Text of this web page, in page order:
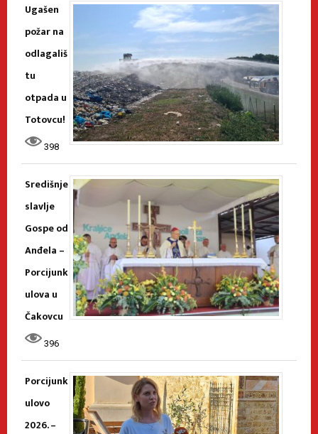
Ugašen
požar na
odlagališ
tu
otpada u
Totovcu!
398
Središnje
slavlje
Gospe od
Anđela –
Porcijunk
ulova u
Čakovcu
396
Porcijunk
ulovo
2026. –